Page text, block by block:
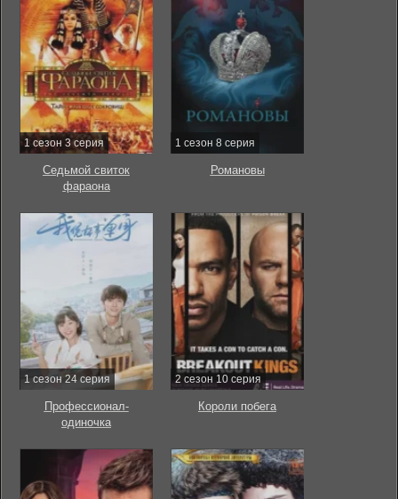
1 сезон 3 серия
Седьмой свиток
фараона
1 сезон 8 серия
Романовы
1 сезон 24 серия
Профессионал-
одиночка
2 сезон 10 серия
Короли побега